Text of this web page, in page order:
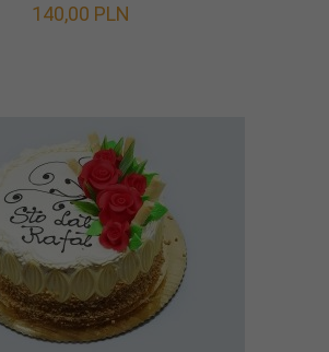
140,00 PLN